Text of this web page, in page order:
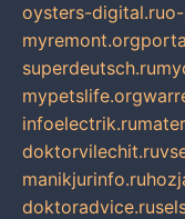
oysters-digital.ru
myremont.org
superdeutsch.ru
mypetslife.org
infoelectrik.ru
doktorvilechit.ru
manikjurinfo.ru
doktoradvice.ru